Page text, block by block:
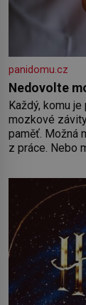
panidomu.cz
Nedovolte
Každý, komu
mozkové
paměť. Možná
z práce. Nebo
paměť